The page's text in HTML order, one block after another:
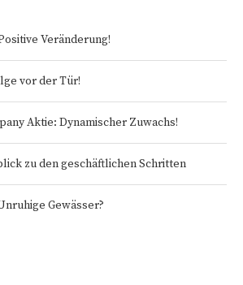
Veränderung!
vor der Tür!
Aktie: Dynamischer Zuwachs!
zu den geschäftlichen Schritten
Gewässer?